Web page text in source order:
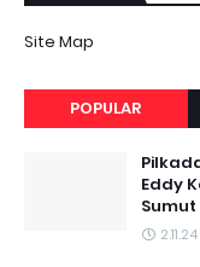
Site Map
POPULAR
Eddy
2.11.24